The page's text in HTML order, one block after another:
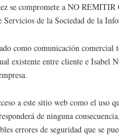
se compromete a NO
Servicios de la Sociedad de la
como comunicación
existente entre cliente e Isabel
a este sitio web como el uso
de ninguna
errores de seguridad que se